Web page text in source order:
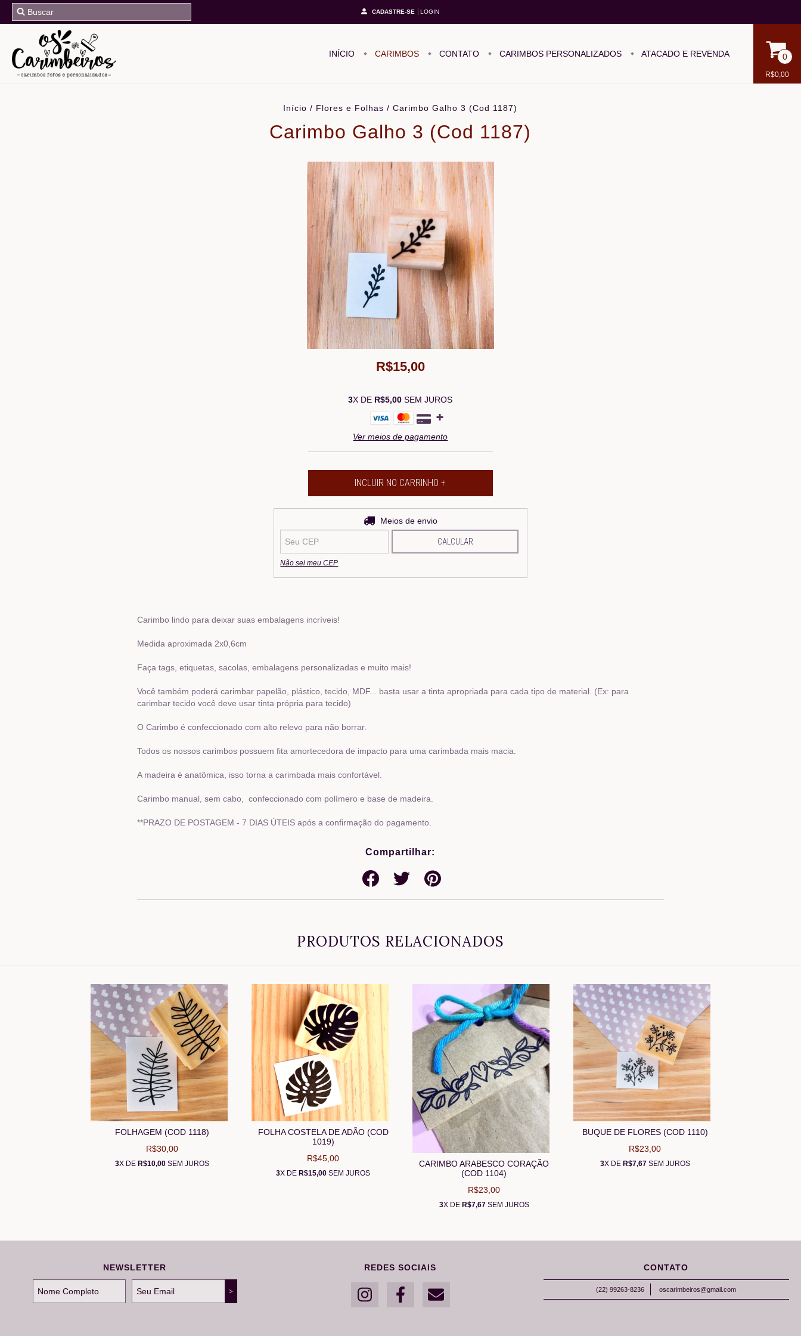
CADASTRE-SE LOGIN
INÍCIO CARIMBOS CONTATO CARIMBOS PERSONALIZADOS ATACADO E REVENDA 0
R$0,00
Início / Flores e Folhas / Carimbo Galho 3 (Cod 1187)
Carimbo Galho 3 (Cod 1187)
R$15,00
3X DE R$5,00 SEM JUROS
Ver meios de pagamento
Meios de envio
CALCULAR
Não sei meu CEP
Carimbo lindo para deixar suas embalagens incríveis!
Medida aproximada 2x0,6cm
Faça tags, etiquetas, sacolas, embalagens personalizadas e muito mais!
Você também poderá carimbar papelão, plástico, tecido, MDF... basta usar a tinta apropriada para cada tipo de material. (Ex: para
carimbar tecido você deve usar tinta própria para tecido)
O Carimbo é confeccionado com alto relevo para não borrar.
Todos os nossos carimbos possuem fita amortecedora de impacto para uma carimbada mais macia.
A madeira é anatômica, isso torna a carimbada mais confortável.
Carimbo manual, sem cabo, confeccionado com polímero e base de madeira.
**PRAZO DE POSTAGEM - 7 DIAS ÚTEIS após a confirmação do pagamento.
Compartilhar:
PRODUTOS RELACIONADOS
FOLHAGEM (COD 1118)
R$30,00
3X DE R$10,00 SEM JUROS
FOLHA COSTELA DE ADÃO (COD
1019)
R$45,00
3X DE R$15,00 SEM JUROS
CARIMBO ARABESCO CORAÇÃO
(COD 1104)
R$23,00
3X DE R$7,67SEM JUROS
BUQUE DE FLORES (COD 1110)
R$23,00
3X DE R$7,67SEM JUROS
NEWSLETTER REDES SOCIAIS CONTATO
(22) 99263-8236 oscarimbeiros@gmail.com